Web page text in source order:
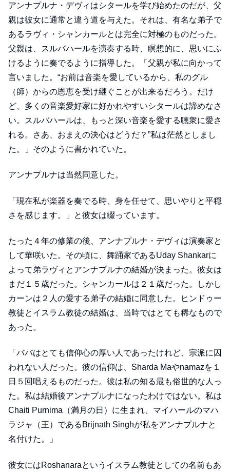
アンナプルナ・デヴィはシタールを学び始めたのだが、父
親は彼女に通常と違う道を与えた。それは、有名な弟子で
あるラヴィ・シャンカールとは完全に対極のものだった。
父親は、スルバハールを演奏する時、瞑想的に、思いにふ
けるように奏でるように指導した。「父親が私に向かって
言いました。“お前は音楽を愛しているから、私のグル
（師）からの恩恵を受け継ぐことが出来るだろう。だけ
ど、多くの音楽愛好家に好かれやすいシタールは諦めなさ
い。スルバハールは、もっと深い音楽を愛する聴衆に愛さ
れる。さあ、おまえの決心はどうだ？”私は茫然としまし
た。」そのように書かれていた。
アンナプルナは当然同意した。
「現在私が楽器を奏でる時、身を任せて、思いやりと平穏
さを感じます。」と彼女は綴っています。
たった４年の修業の後、アンナプルナ・デヴィは演奏家と
して華咲いた。その頃に、舞踊家であるUday Shankarに
よって弟ラヴィとアンナプルナの結婚が決まった。彼女は
まだ１５歳だった。シャンカールは２１歳だった。しかし
カーンは２人の愛する弟子の結婚に同意した。ヒンドゥー
教徒とイスラム教徒の結婚は、当時ではとても稀なもので
あった。
「ババはとても信仰心の厚い人であったけれど、宗派に囚
われない人だった。彼の信仰は、Sharda Maやnamazを１
日５回唱えるものだった。彼は私の知る最も俗世的な人っ
た。私は結婚後アンナプルナになったわけではない。私は
Chaiti Purnima（満月の日）に生まれ、マイハールのマハ
ラジャ（王）であるBrijnath Singhが私をアンナプルナと
名付けた。」
彼女にはRoshanaraというイスラム教徒としての名前もあ